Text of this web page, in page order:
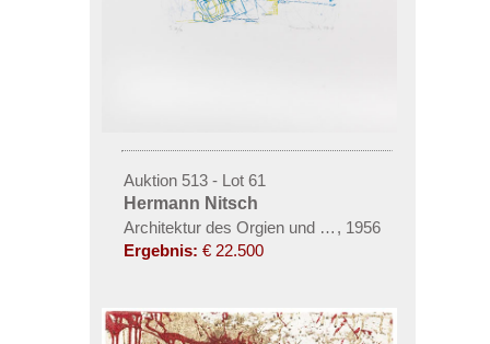
Auktion 513 - Lot 61
Hermann Nitsch
Architektur des Orgien und Mysterien Theaters
, 1956
Ergebnis: € 22.500